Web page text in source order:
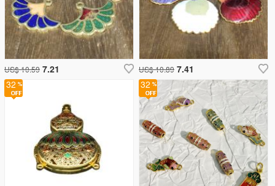
US$ 10.59 7.21 US$ 10.89 7.41
32
32